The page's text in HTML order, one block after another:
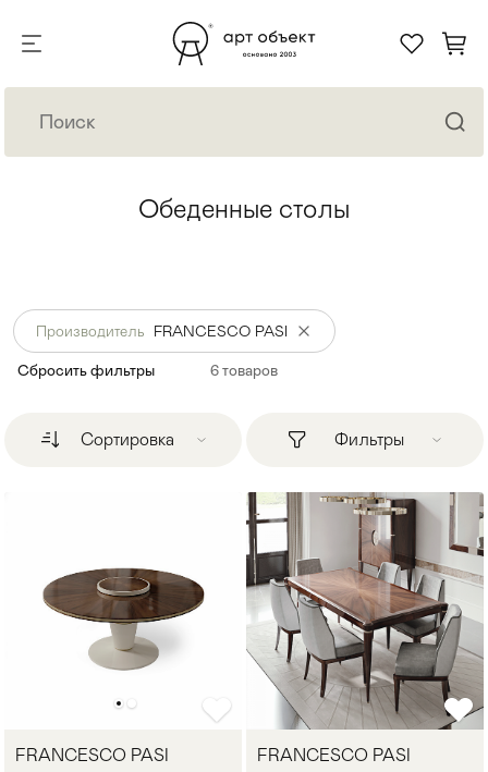
Обеденные столы
Производитель FRANCESCO PASI
Сбросить фильтры
6товаров
Сортировка Фильтры
FRANCESCO PASI
FRANCESCO PASI